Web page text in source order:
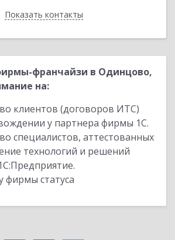
Показать контакты
Назад
франчайзи в Одинцово,
на:
клиентов (договоров ИТС)
у партнера фирмы 1С.
специалистов, аттестованных
технологий и решений
фирмы статуса